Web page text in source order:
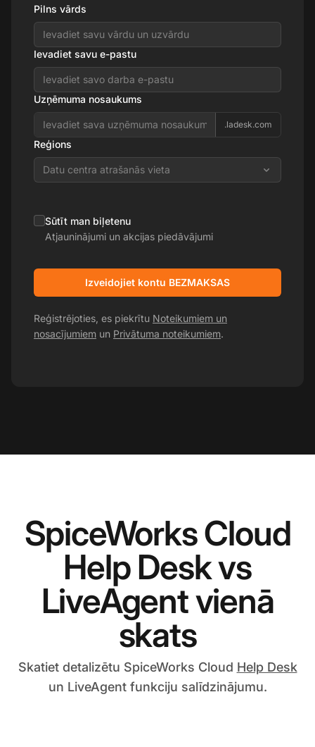
Pilns vārds
Ievadiet savu e-pastu
Uzņēmuma nosaukums
.ladesk.com
Reģions
Datu centra atrašanās vieta
Sūtīt man biļetenu
Atjauninājumi un akcijas piedāvājumi
Izveidojiet kontu BEZMAKSAS
Reģistrējoties, es piekrītu Noteikumiem un
nosacījumiem un Privātuma noteikumiem.
SpiceWorks Cloud
Help Desk vs
LiveAgent vienā
skats
Skatiet detalizētu SpiceWorks Cloud Help Desk
un LiveAgent funkciju salīdzinājumu.